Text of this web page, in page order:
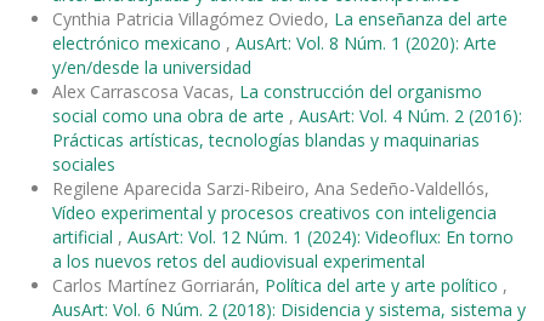
Cynthia Patricia Villagómez Oviedo, La enseñanza del arte
electrónico mexicano , AusArt: Vol. 8 Núm. 1 (2020): Arte
y/en/desde la universidad
Alex Carrascosa Vacas, La construcción del organismo
social como una obra de arte , AusArt: Vol. 4 Núm. 2 (2016):
Prácticas artísticas, tecnologías blandas y maquinarias
sociales
Regilene Aparecida Sarzi-Ribeiro, Ana Sedeño-Valdellós,
Vídeo experimental y procesos creativos con inteligencia
artificial , AusArt: Vol. 12 Núm. 1 (2024): Videoflux: En torno
a los nuevos retos del audiovisual experimental
Carlos Martínez Gorriarán, Política del arte y arte político ,
AusArt: Vol. 6 Núm. 2 (2018): Disidencia y sistema, sistema y